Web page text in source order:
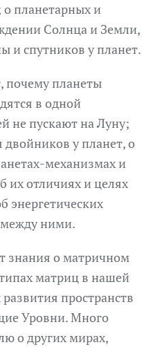
планетарных и
Солнца и Земли,
и спутников у планет.
почему планеты
в одной
не пускают на Луну;
двойников у планет, о
механизмах и
их отличиях и целях
энергетических
между ними.
знания о матричном
матриц в нашей
пространств
Уровни. Много
о других мирах,